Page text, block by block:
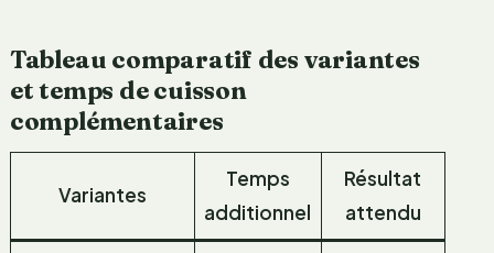
Tableau comparatif des variantes
et temps de cuisson
complémentaires
Variantes
Temps
additionnel
Résultat
attendu